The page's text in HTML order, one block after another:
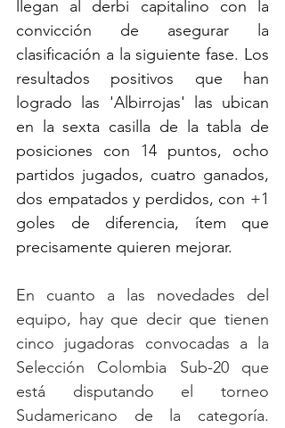
llegan al derbi capitalino con la
convicción de asegurar la
clasificación a la siguiente fase. Los
resultados positivos que han
logrado las 'Albirrojas' las ubican
en la sexta casilla de la tabla de
posiciones con 14 puntos, ocho
partidos jugados, cuatro ganados,
dos empatados y perdidos, con +1
goles de diferencia, ítem que
precisamente quieren mejorar.
En cuanto a las novedades del
equipo, hay que decir que tienen
cinco jugadoras convocadas a la
Selección Colombia Sub-20 que
está disputando el torneo
Sudamericano de la categoría.